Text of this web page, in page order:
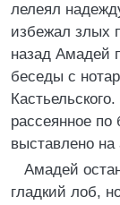
лелеял
избежал злых
назад Амадей
беседы с
рассеянное
выставлено на
Амадей
гладкий лоб,